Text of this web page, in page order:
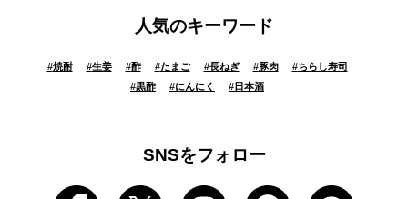
人気のキーワード
#焼酎 #生姜 #酢 #たまご #長ねぎ #豚肉 #ちらし寿司
#黒酢 #にんにく # 日本酒
SNSをフォロー